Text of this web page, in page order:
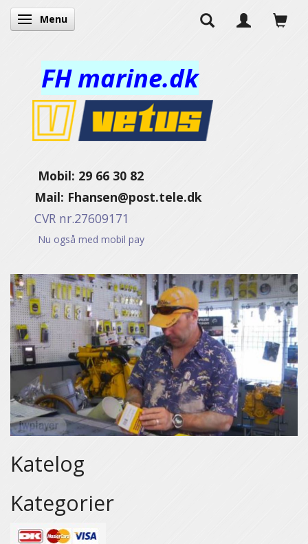
Skifte navigation
Menu
FH marine.dk
Mobil: 29 66 30 82
Mail: Fhansen@post.tele.dk
CVR nr.27609171
Nu også med mobil pay
Katelog
Kategorier